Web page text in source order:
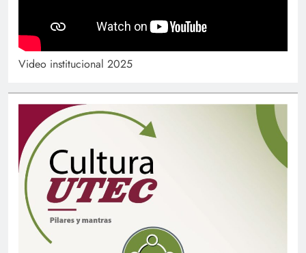
Video institucional 2025